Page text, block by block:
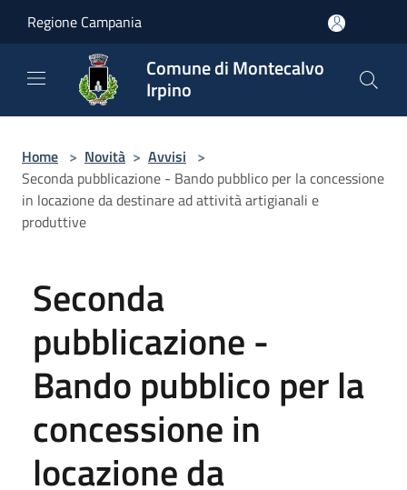
Regione Campania
Comune di Montecalvo
Irpino
Home > Novità > Avvisi >
Seconda pubblicazione - Bando pubblico per la concessione
in locazione da destinare ad attività artigianali e
produttive
Seconda
pubblicazione -
Bando pubblico per la
concessione in
locazione da